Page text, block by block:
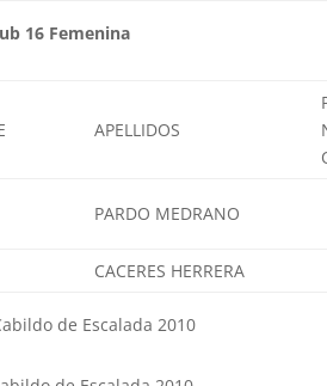
16 Femenina
APELLIDOS
PARDO MEDRANO
CACERES HERRERA